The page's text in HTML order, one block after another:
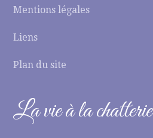
Mentions légales
Liens
Plan du site
La vie à la chatterie